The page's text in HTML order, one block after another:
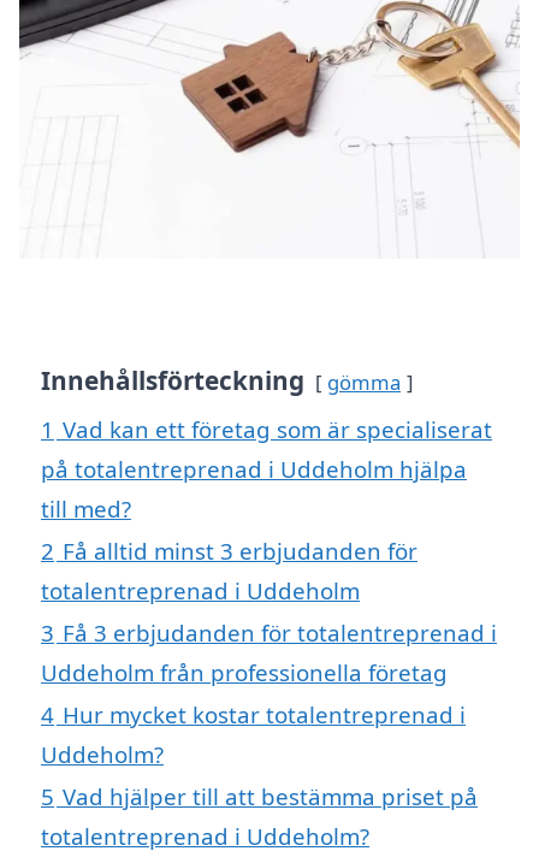
Innehållsförteckning gömma
1 Vad kan ett företag som är specialiserat
på totalentreprenad i Uddeholm hjälpa
till med?
2 Få alltid minst 3 erbjudanden för
totalentreprenad i Uddeholm
3 Få 3 erbjudanden för totalentreprenad i
Uddeholm från professionella företag
4 Hur mycket kostar totalentreprenad i
Uddeholm?
5 Vad hjälper till att bestämma priset på
totalentreprenad i Uddeholm?